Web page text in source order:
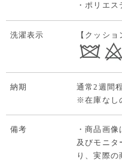
・ポリエ
洗濯表示 【クッショ
納期
通常2週間
※在庫なし
備考
・商品画
及びモニタ
り、実際の